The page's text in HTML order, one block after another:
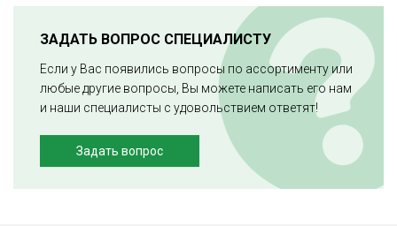
ЗАДАТЬ ВОПРОС СПЕЦИАЛИСТУ
Если у Вас появились вопросы по ассортименту или
любые другие вопросы, Вы можете написать его нам
и наши специалисты с удовольствием ответят!
Задать вопрос